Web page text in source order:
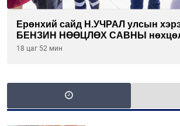
Ерөнхий сайд Н.УЧРАЛ улсын
БЕНЗИН НӨӨЦЛӨХ САВНЫ нөхцөл
танилцлаа
18 цаг 52 мин